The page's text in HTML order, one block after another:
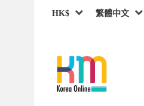
HK$ 繁體中文